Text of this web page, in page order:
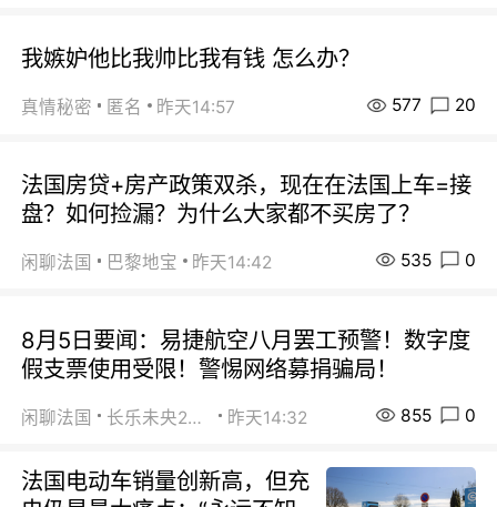
我嫉妒他比我帅比我有钱 怎么办？
真情秘密 匿名 昨天14:57 577 20
法国房贷+房产政策双杀，现在在法国上车=接
盘？如何捡漏？为什么大家都不买房了？
闲聊法国 巴黎地宝 昨天14:42 535 0
8月5日要闻：易捷航空八月罢工预警！数字度
假支票使用受限！警惕网络募捐骗局！
闲聊法国 长乐未央2015 昨天14:32 855 0
法国电动车销量创新高，但充